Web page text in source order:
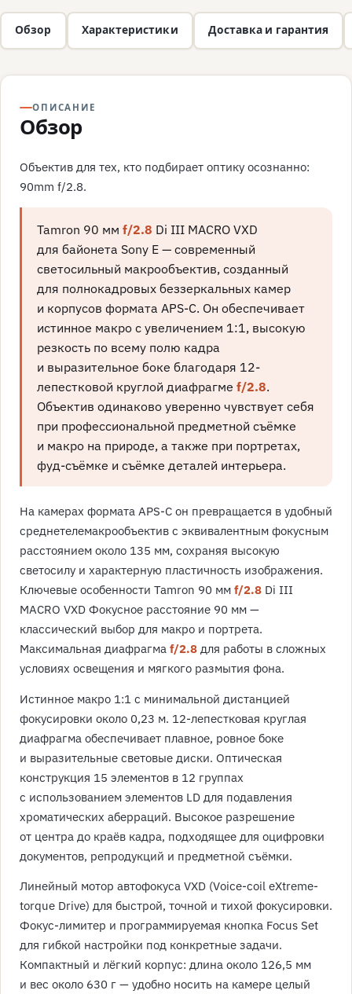
Обзор Характеристики Доставка и гарантия
ОПИСАНИЕ
Обзор
Объектив для тех, кто подбирает оптику осознанно:
90mm f/2.8.
Tamron 90 ммf/2.8 Di III MACRO VXD
для байонета Sony E — современный
светосильный макрообъектив, созданный
для полнокадровых беззеркальных камер
и корпусов формата APS-C. Он обеспечивает
истинное макро с увеличением 1:1, высокую
резкость по всему полю кадра
и выразительное боке благодаря 12-
лепестковой круглой диафрагмеf/2.8.
Объектив одинаково уверенно чувствует себя
при профессиональной предметной съёмке
и макро на природе, а также при портретах,
фуд-съёмке и съёмке деталей интерьера.
На камерах формата APS-C он превращается в удобный
среднетелемакрообъектив с эквивалентным фокусным
расстоянием около 135 мм, сохраняя высокую
светосилу и характерную пластичность изображения.
Ключевые особенности Tamron 90 мм f/2.8 Di III
MACRO VXD Фокусное расстояние 90 мм —
классический выбор для макро и портрета.
Максимальная диафрагма f/2.8 для работы в сложных
условиях освещения и мягкого размытия фона.
Истинное макро 1:1 с минимальной дистанцией
фокусировки около 0,23 м. 12-лепестковая круглая
диафрагма обеспечивает плавное, ровное боке
и выразительные световые диски. Оптическая
конструкция 15 элементов в 12 группах
с использованием элементов LD для подавления
хроматических аберраций. Высокое разрешение
от центра до краёв кадра, подходящее для оцифровки
документов, репродукций и предметной съёмки.
Линейный мотор автофокуса VXD (Voice-coil eXtreme-
torque Drive) для быстрой, точной и тихой фокусировки.
Фокус-лимитер и программируемая кнопка Focus Set
для гибкой настройки под конкретные задачи.
Компактный и лёгкий корпус: длина около 126,5 мм
и вес около 630 г — удобно носить на камере целый